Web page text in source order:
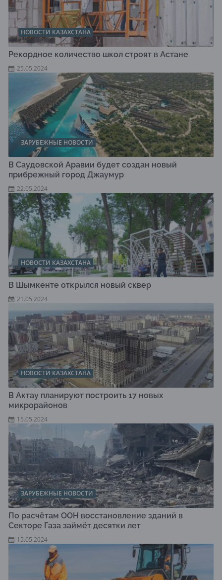
НОВОСТИ КАЗАХСТАНА
Рекордное количество школ строят в Астане
25.05.2024
ЗАРУБЕЖНЫЕ НОВОСТИ
В Саудовской Аравии будет создан новый
прибрежный город Джаумур
22.05.2024
НОВОСТИ КАЗАХСТАНА
В Шымкенте открылся новый сквер
21.05.2024
НОВОСТИ КАЗАХСТАНА
В Актау планируют построить 17 новых
микрорайонов
15.05.2024
ЗАРУБЕЖНЫЕ НОВОСТИ
По расчётам ООН восстановление зданий в
Секторе Газа займёт десятки лет
15.05.2024